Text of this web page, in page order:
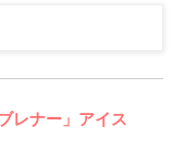
レナー」アイス